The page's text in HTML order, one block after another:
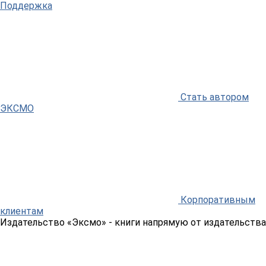
Поддержка
Стать автором
ЭКСМО
Корпоративным
клиентам
Издательство «Эксмо» - книги напрямую от издательства